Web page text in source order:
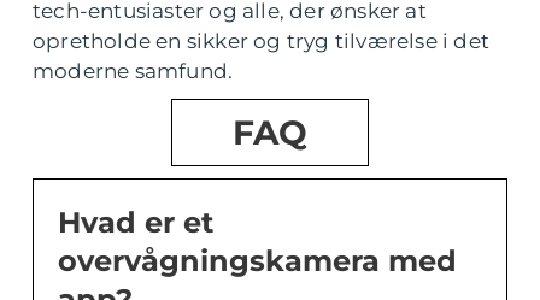
tech-entusiaster og alle, der ønsker at
opretholde en sikker og tryg tilværelse i det
moderne samfund.
FAQ
Hvad er et
overvågningskamera med